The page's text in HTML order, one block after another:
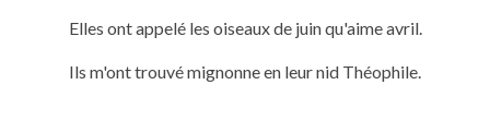
Elles ont appelé les oiseaux de juin qu'aime avril.
Ils m'ont trouvé mignonne en leur nid Théophile.